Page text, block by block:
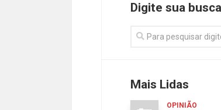
Digite sua busca
Mais Lidas
OPINIÃO